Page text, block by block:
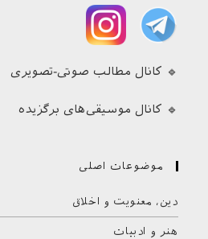
🔹 کانال مطالب صوتی-تصویری
🔹 کانال موسیقی‌های برگزیده
موضوعات اصلی
دین، معنویت و اخلاق
هنر و ادبیات